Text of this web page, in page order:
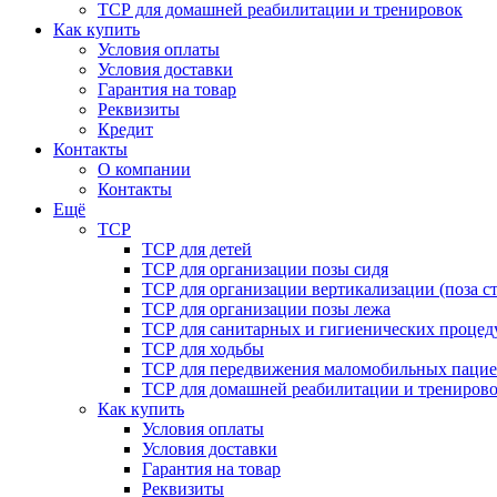
ТСР для домашней реабилитации и тренировок
Как купить
Условия оплаты
Условия доставки
Гарантия на товар
Реквизиты
Кредит
Контакты
О компании
Контакты
Ещё
ТСР
ТСР для детей
ТСР для организации позы сидя
ТСР для организации вертикализации (поза
ТСР для организации позы лежа
ТСР для санитарных и гигиенических
ТСР для ходьбы
ТСР для передвижения маломобильных
ТСР для домашней реабилитации и
Как купить
Условия оплаты
Условия доставки
Гарантия на товар
Реквизиты